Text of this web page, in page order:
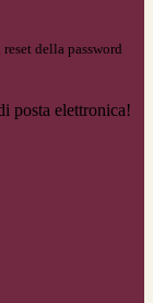
della password
posta elettronica!